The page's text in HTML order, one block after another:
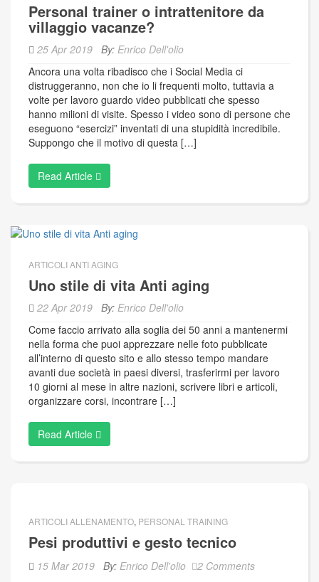
Personal trainer o intrattenitore da
villaggio vacanze?
25 Apr 2019 By: Enrico Dell'olio
Ancora una volta ribadisco che i Social Media ci
distruggeranno, non che io li frequenti molto, tuttavia a
volte per lavoro guardo video pubblicati che spesso
hanno milioni di visite. Spesso i video sono di persone che
eseguono “esercizi” inventati di una stupidità incredibile.
Suppongo che il motivo di questa […]
Read Article
ARTICOLI ANTI AGING
Uno stile di vita Anti aging
22 Apr 2019 By: Enrico Dell'olio
Come faccio arrivato alla soglia dei 50 anni a mantenermi
nella forma che puoi apprezzare nelle foto pubblicate
all’interno di questo sito e allo stesso tempo mandare
avanti due società in paesi diversi, trasferirmi per lavoro
10 giorni al mese in altre nazioni, scrivere libri e articoli,
organizzare corsi, incontrare […]
Read Article
ARTICOLI ALLENAMENTO, PERSONAL TRAINING
Pesi produttivi e gesto tecnico
15 Mar 2019 By: Enrico Dell'olio 2 Comments